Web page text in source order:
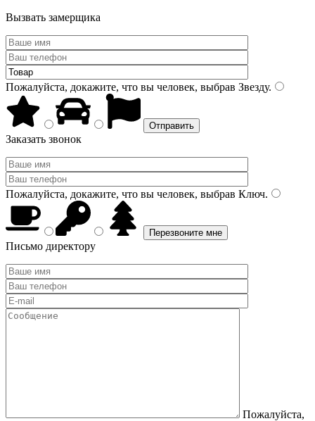
Вызвать замерщика
Пожалуйста, докажите, что вы человек, выбрав Звезду.
Заказать звонок
Пожалуйста, докажите, что вы человек, выбрав Ключ.
Письмо директору
Пожалуйста,